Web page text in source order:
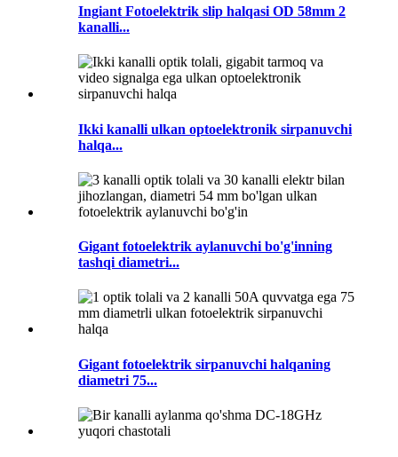
Ingiant Fotoelektrik slip halqasi OD 58mm 2
kanalli...
Ikki kanalli ulkan optoelektronik sirpanuvchi
halqa...
Gigant fotoelektrik aylanuvchi bo'g'inning
tashqi diametri...
Gigant fotoelektrik sirpanuvchi halqaning
diametri 75...